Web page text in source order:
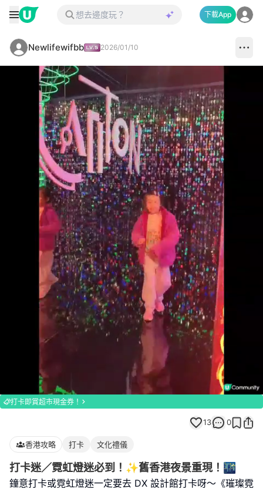
下載App
Newlifewifbb 2026/01/10
Loaded
100.00%
Unmute
打卡即賞超市現金券！
13 0
香港攻略 打卡 文化禮儀
打卡迷／霓虹燈迷必到！✨舊香港夜景重現！🌃
鐘意打卡或霓虹燈迷一定要去 DX 設計館打卡呀～《璀璨霓